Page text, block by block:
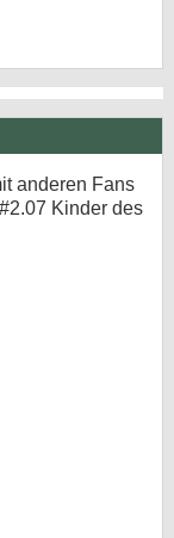
anderen Fans
Kinder des